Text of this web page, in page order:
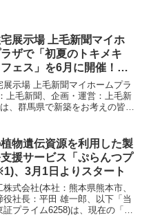
展示場 上毛新聞マイホ
ザで「初夏のトキメキ
ェス」を6月に開催！レ
モンもコンビで登場
展示場 上毛新聞マイホームプラ
上毛新聞、企画・運営：上毛新
、群馬県で新築をお考えの皆さ
・2日(日)・8(土)・9(日)...
物遺伝資源を利用した製
援サービス「ぷらんつプ
、3月1日よりスタート
株式会社(本社：熊本県熊本市、
役社長：平田 雄一郎、以下「当
プライム6258)は、現在の「中